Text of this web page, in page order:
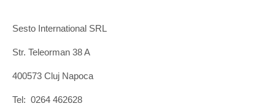
Sesto International SRL
Str. Teleorman 38 A
400573 Cluj Napoca
Tel: 0264 462628